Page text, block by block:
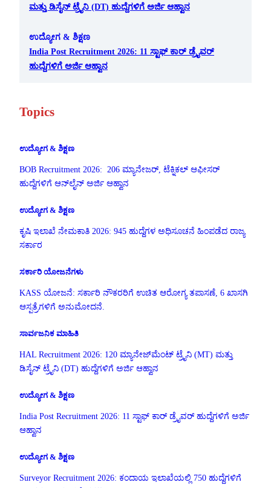
ಮತ್ತು ಡಿಸೈನ್ ಟ್ರೈನಿ (DT) ಹುದ್ದೆಗಳಿಗೆ ಅರ್ಜಿ ಆಹ್ವಾನ
ಉದ್ಯೋಗ & ಶಿಕ್ಷಣ
India Post Recruitment 2026: 11 ಸ್ಟಾಫ್ ಕಾರ್ ಡ್ರೈವರ್
ಹುದ್ದೆಗಳಿಗೆ ಅರ್ಜಿ ಆಹ್ವಾನ
Topics
ಉದ್ಯೋಗ & ಶಿಕ್ಷಣ
BOB Recruitment 2026: 206 ಮ್ಯಾನೇಜರ್, ಟೆಕ್ನಿಕಲ್ ಆಫೀಸರ್
ಹುದ್ದೆಗಳಿಗೆ ಆನ್‌ಲೈನ್ ಅರ್ಜಿ ಆಹ್ವಾನ
ಉದ್ಯೋಗ & ಶಿಕ್ಷಣ
ಕೃಷಿ ಇಲಾಖೆ ನೇಮಕಾತಿ 2026: 945 ಹುದ್ದೆಗಳ ಅಧಿಸೂಚನೆ ಹಿಂಪಡೆದ ರಾಜ್ಯ
ಸರ್ಕಾರ
ಸರ್ಕಾರಿ ಯೋಜನೆಗಳು
KASS ಯೋಜನೆ: ಸರ್ಕಾರಿ ನೌಕರರಿಗೆ ಉಚಿತ ಆರೋಗ್ಯ ತಪಾಸಣೆ, 6 ಖಾಸಗಿ
ಆಸ್ಪತ್ರೆಗಳಿಗೆ ಅನುಮೋದನೆ.
ಸಾರ್ವಜನಿಕ ಮಾಹಿತಿ
HAL Recruitment 2026: 120 ಮ್ಯಾನೇಜ್‌ಮೆಂಟ್ ಟ್ರೈನಿ (MT) ಮತ್ತು
ಡಿಸೈನ್ ಟ್ರೈನಿ (DT) ಹುದ್ದೆಗಳಿಗೆ ಅರ್ಜಿ ಆಹ್ವಾನ
ಉದ್ಯೋಗ & ಶಿಕ್ಷಣ
India Post Recruitment 2026: 11 ಸ್ಟಾಫ್ ಕಾರ್ ಡ್ರೈವರ್ ಹುದ್ದೆಗಳಿಗೆ ಅರ್ಜಿ
ಆಹ್ವಾನ
ಉದ್ಯೋಗ & ಶಿಕ್ಷಣ
Surveyor Recruitment 2026: ಕಂದಾಯ ಇಲಾಖೆಯಲ್ಲಿ 750 ಹುದ್ದೆಗಳಿಗೆ